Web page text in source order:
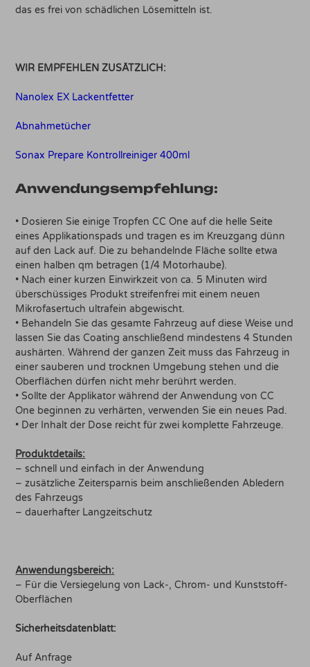
das es frei von schädlichen Lösemitteln ist.
WIR EMPFEHLEN ZUSÄTZLICH:
Nanolex EX Lackentfetter
Abnahmetücher
Sonax Prepare Kontrollreiniger 400ml
Anwendungsempfehlung:
• Dosieren Sie einige Tropfen CC One auf die helle Seite
eines Applikationspads und tragen es im Kreuzgang dünn
auf den Lack auf. Die zu behandelnde Fläche sollte etwa
einen halben qm betragen (1/4 Motorhaube).
• Nach einer kurzen Einwirkzeit von ca. 5 Minuten wird
überschüssiges Produkt streifenfrei mit einem neuen
Mikrofasertuch ultrafein abgewischt.
• Behandeln Sie das gesamte Fahrzeug auf diese Weise und
lassen Sie das Coating anschließend mindestens 4 Stunden
aushärten. Während der ganzen Zeit muss das Fahrzeug in
einer sauberen und trocknen Umgebung stehen und die
Oberflächen dürfen nicht mehr berührt werden.
• Sollte der Applikator während der Anwendung von CC
One beginnen zu verhärten, verwenden Sie ein neues Pad.
• Der Inhalt der Dose reicht für zwei komplette Fahrzeuge.
Produktdetails:
– schnell und einfach in der Anwendung
– zusätzliche Zeitersparnis beim anschließenden Abledern
des Fahrzeugs
– dauerhafter Langzeitschutz
Anwendungsbereich:
– Für die Versiegelung von Lack-, Chrom- und Kunststoff-
Oberflächen
Sicherheitsdatenblatt:
Auf Anfrage